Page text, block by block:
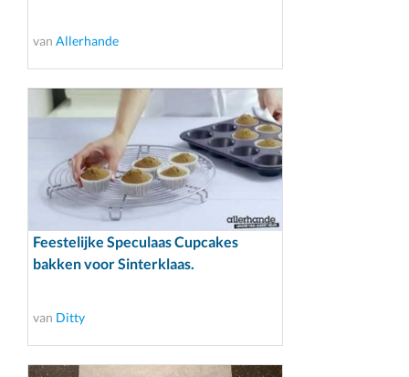
van Allerhande
Feestelijke Speculaas Cupcakes
bakken voor Sinterklaas.
van Ditty